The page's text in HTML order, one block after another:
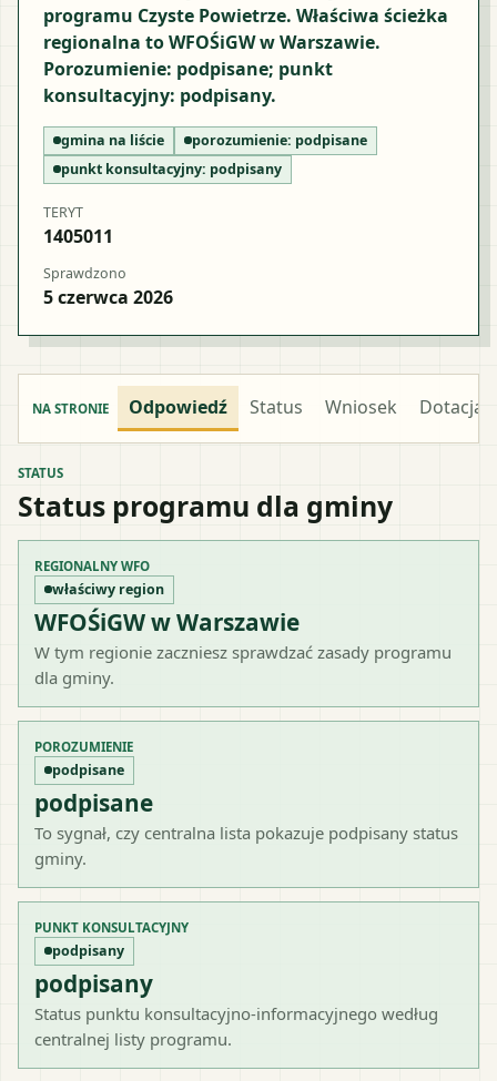
programu Czyste Powietrze. Właściwa ścieżka
regionalna to WFOŚiGW w Warszawie.
Porozumienie: podpisane; punkt
konsultacyjny: podpisany.
gmina na liście porozumienie: podpisane
punkt konsultacyjny: podpisany
TERYT
1405011
Sprawdzono
5 czerwca 2026
NA STRONIE Odpowiedź Status Wniosek Dotacja
STATUS
Status programu dla gminy
REGIONALNY WFO
właściwy region
WFOŚiGW w Warszawie
W tym regionie zaczniesz sprawdzać zasady programu
dla gminy.
POROZUMIENIE
podpisane
podpisane
To sygnał, czy centralna lista pokazuje podpisany status
gminy.
PUNKT KONSULTACYJNY
podpisany
podpisany
Status punktu konsultacyjno-informacyjnego według
centralnej listy programu.